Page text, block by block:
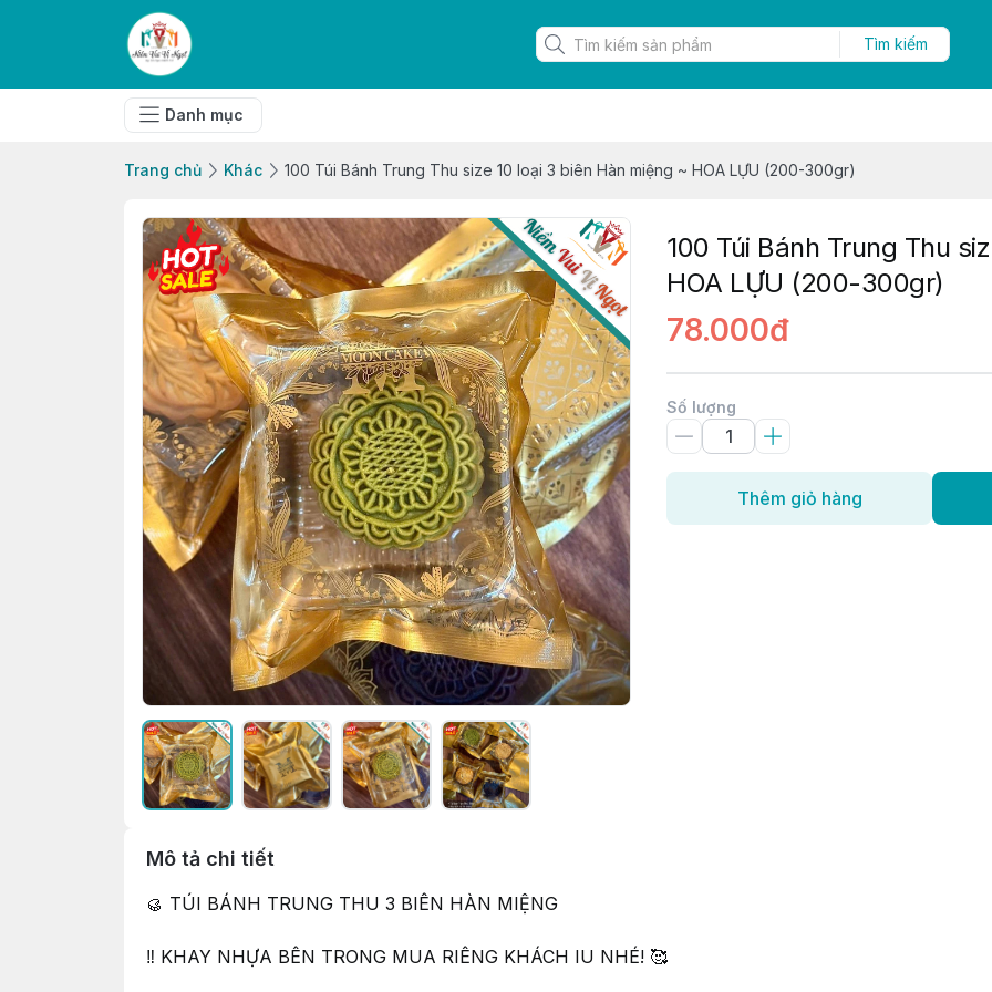
Tìm kiếm
Danh mục
Trang chủ Khác 100 Túi Bánh Trung Thu size 10 loại 3 biên Hàn miệng ~ HOA LỰU (200-300gr)
100 Túi Bánh Trung Thu
HOA LỰU (200-300gr)
78.000đ
Số lượng
Thêm giỏ hàng
Mô tả chi tiết
🥮 TÚI BÁNH TRUNG THU 3 BIÊN HÀN MIỆNG
‼️ KHAY NHỰA BÊN TRONG MUA RIÊNG KHÁCH IU NHÉ! 🥰